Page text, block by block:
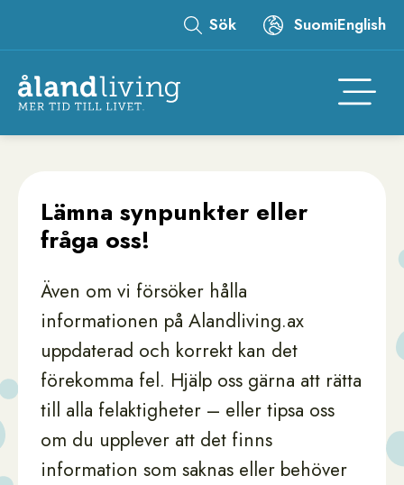
till
huvudinnehåll
Leaderboard
Sök SuomiEnglish
Lämna synpunkter eller
fråga oss!
Även om vi försöker hålla
informationen på Alandliving.ax
uppdaterad och korrekt kan det
förekomma fel. Hjälp oss gärna att rätta
till alla felaktigheter – eller tipsa oss
om du upplever att det finns
information som saknas eller behöver